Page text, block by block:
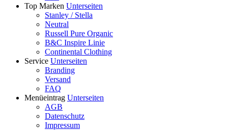
Top Marken Unterseiten
Stanley / Stella
Neutral
Russell Pure Organic
B&C Inspire Linie
Continental Clothing
Service Unterseiten
Branding
Versand
FAQ
Menüeintrag Unterseiten
AGB
Datenschutz
Impressum